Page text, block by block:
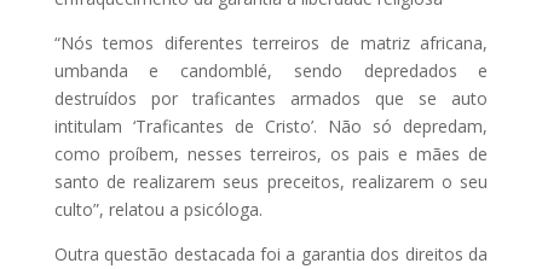
“Nós temos diferentes terreiros de matriz africana,
umbanda e candomblé, sendo depredados e
destruídos por traficantes armados que se auto
intitulam ‘Traficantes de Cristo’. Não só depredam,
como proíbem, nesses terreiros, os pais e mães de
santo de realizarem seus preceitos, realizarem o seu
culto”, relatou a psicóloga.
Outra questão destacada foi a garantia dos direitos da